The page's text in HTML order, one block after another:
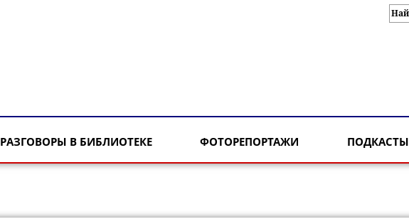
РАЗГОВОРЫ В БИБЛИОТЕКЕ ФОТОРЕПОРТАЖИ ПОДКАСТЫ